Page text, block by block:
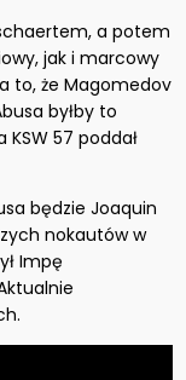
a potem
jak i marcowy
to, że Magomedov
byłby to
57 poddał
będzie Joaquin
nokautów w
Impę